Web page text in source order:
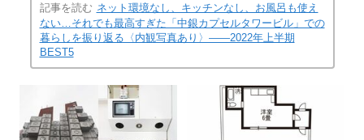
記事を読む ネット環境なし、キッチンなし、お風呂も使え
ない…それでも最高すぎた「中銀カプセルタワービル」での
暮らしを振り返る〈内観写真あり〉――2022年上半期
BEST5